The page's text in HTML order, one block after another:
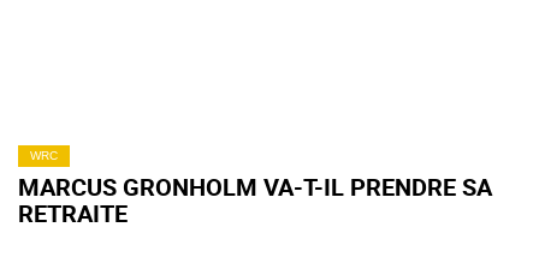
WRC
MARCUS GRONHOLM VA-T-IL PRENDRE SA
RETRAITE